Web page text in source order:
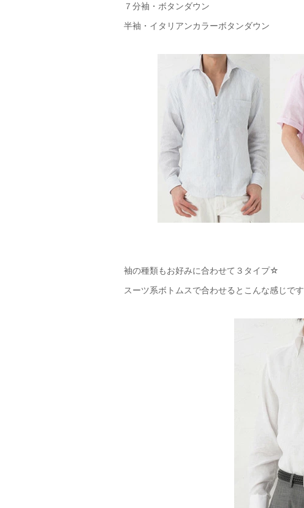
７分袖・ボタンダウン
半袖・イタリアンカラーボタンダウン
袖の種類もお好みに合わせて３タイプ☆
スーツ系ボトムスで合わせるとこんな感じです